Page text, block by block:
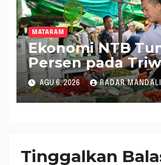
MATARAM
Ekonomi NTB
Persen pada
2026, Tertinggi
Nasional
AGU 6, 2026 RADAR
Tinggalkan